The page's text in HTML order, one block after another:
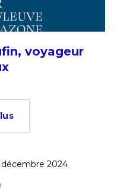
voyageur
2024